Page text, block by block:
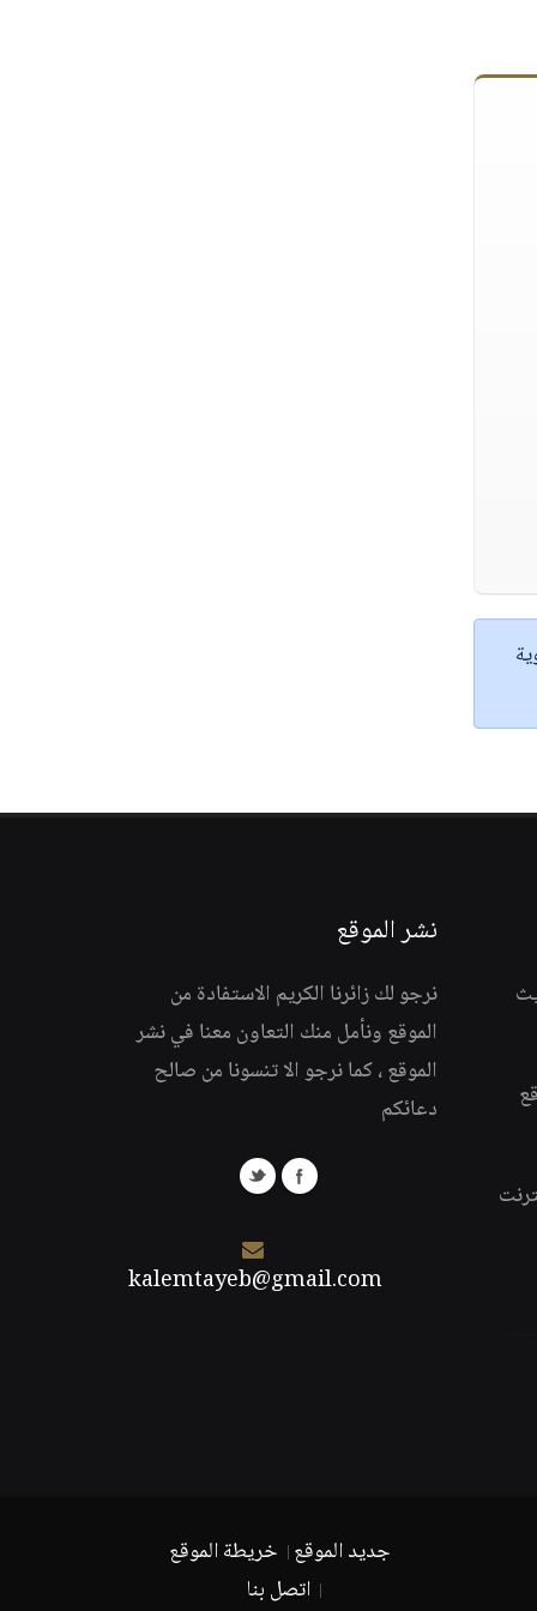
نشر الموقع
نرجو لك زائرنا الكريم الاستفادة من
الموقع ونأمل منك التعاون معنا في نشر
الموقع ، كما نرجو الا تنسونا من صالح
دعائكم
kalemtayeb@gmail.com
جديد الموقع خريطة الموقع
اتصل بنا